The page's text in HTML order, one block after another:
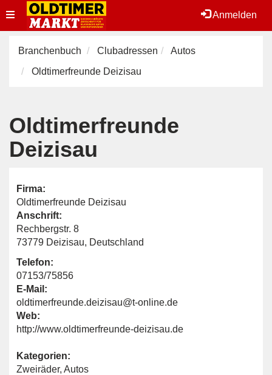
Anmelden
Toggle
navigation
Branchenbuch Clubadressen
Autos
Oldtimerfreunde Deizisau
Oldtimerfreunde
Deizisau
Firma:
Oldtimerfreunde Deizisau
Anschrift:
Rechbergstr. 8
73779 Deizisau, Deutschland
Telefon:
07153/75856
E-Mail:
oldtimerfreunde.deizisau@t-online.de
Web:
http://www.oldtimerfreunde-deizisau.de
Kategorien:
Zweiräder, Autos